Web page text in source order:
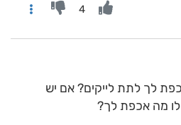
4
לך לתת לייקים? אם יש
מה אכפת לך?